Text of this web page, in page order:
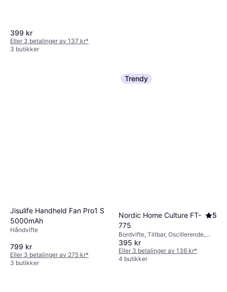
399 kr
Eller 3 betalinger av 137 kr*
3 butikker
Rubicson Gulvvifte Med
Jisulife Handheld Fan Pro1 S
5000mAh
Håndvifte
799 kr
Eller 3 betalinger av 275 kr*
3 butikker
Trendy
Nordic Home Culture FT-
775
5
Bordvifte, Tiltbar, Oscillerende,
Stille (27 dB)
395 kr
Eller 3 betalinger av 136 kr*
4 butikker